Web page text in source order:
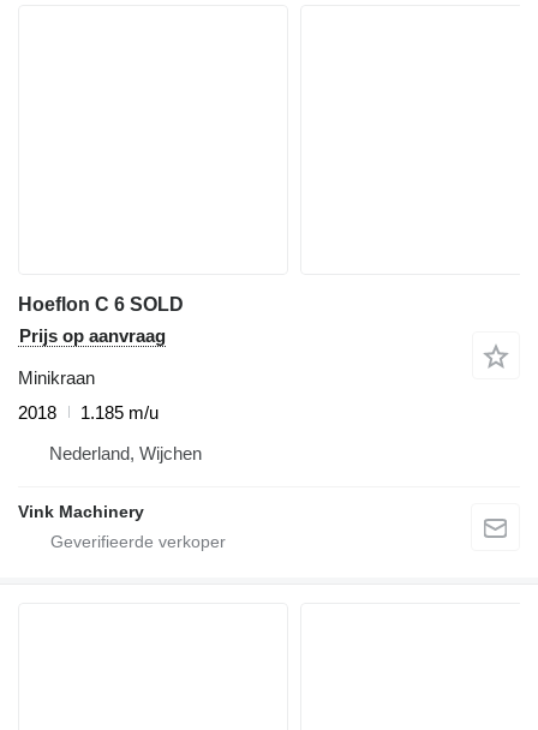
Hoeflon C 6 SOLD
Prijs op aanvraag
Minikraan
2018
1.185 m/u
Nederland, Wijchen
Vink Machinery